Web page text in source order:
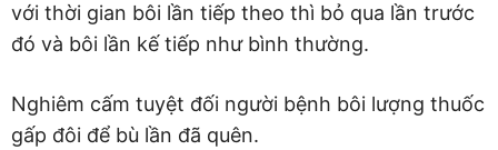
với thời gian bôi lần tiếp theo thì bỏ qua lần trước
đó và bôi lần kế tiếp như bình thường.
Nghiêm cấm tuyệt đối người bệnh bôi lượng thuốc
gấp đôi để bù lần đã quên.